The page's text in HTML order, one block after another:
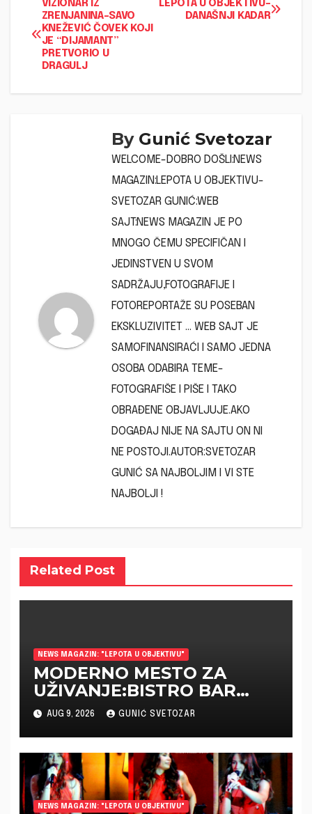
Navigacija
članaka
LEPOTA U OBJEKTIVU-
DANAŠNJI KADAR
VIZIONAR IZ
ZRENJANINA-SAVO
KNEŽEVIĆ ČOVEK KOJI
JE “DIJAMANT”
PRETVORIO U
DRAGULJ
By Gunić Svetozar
WELCOME-DOBRO DOŠLI:NEWS
MAGAZIN:LEPOTA U OBJEKTIVU-
SVETOZAR GUNIĆ:WEB
SAJT:NEWS MAGAZIN JE PO
MNOGO ČEMU SPECIFIČAN I
JEDINSTVEN U SVOM
SADRŽAJU,FOTOGRAFIJE I
FOTOREPORTAŽE SU POSEBAN
EKSKLUZIVITET ... WEB SAJT JE
SAMOFINANSIRAĆI I SAMO JEDNA
OSOBA ODABIRA TEME-
FOTOGRAFIŠE I PIŠE I TAKO
OBRAĐENE OBJAVLJUJE.AKO
DOGAĐAJ NIJE NA SAJTU ON NI
NE POSTOJI.AUTOR:SVETOZAR
GUNIĆ SA NAJBOLJIM I VI STE
NAJBOLJI !
Related Post
NEWS MAGAZIN: "LEPOTA U OBJEKTIVU"
MODERNO MESTO ZA
UŽIVANJE:BISTRO BAR
“KUTAK” OTVORIO VRATA
AUG 9, 2026 GUNIĆ SVETOZAR
NEWS MAGAZIN: "LEPOTA U OBJEKTIVU"